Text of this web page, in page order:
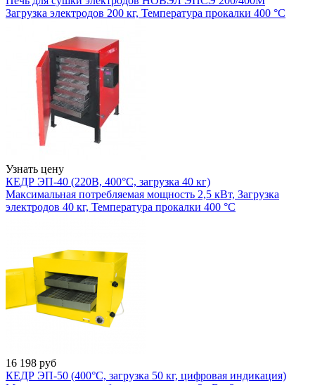
Загрузка электродов 200 кг, Температура прокалки 400 °С
Узнать цену
КЕДР ЭП-40 (220В, 400°C, загрузка 40 кг)
Максимальная потребляемая мощность 2,5 кВт, Загрузка
электродов 40 кг, Температура прокалки 400 °С
16 198 руб
КЕДР ЭП-50 (400°C, загрузка 50 кг, цифровая индикация)